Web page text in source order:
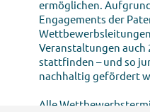
ermöglichen.
Engagements der
Veranstaltungen auch
stattfinden – und so
nachhaltig gefördert
Alle